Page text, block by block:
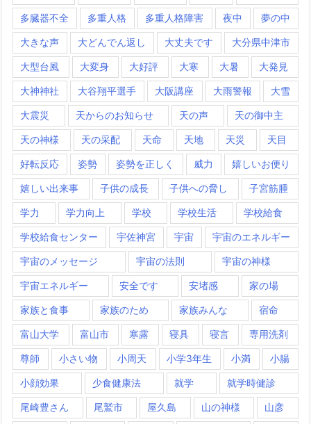
多臓器不全 多重人格 多重人格障害 夜中 夢の中
大きな声 大どんでん返し 大丈夫です 大分県中津市
大型台風 大変身 大好評 大寒 大暑 大発見
大神神社 大谷翔平選手 大阪講座 大雨警報 大雪
大震災 天からのお知らせ 天の声 天の御中主
天の神様 天の采配 天命 天地 天災 天目
好転反応 姿勢 姿勢を正しく 威力 嬉しいお便り
嬉しい出来事 子供の成長 子供への脅し 子宮筋腫
学力 学力向上 学校 学校生活 学校給食
学校給食センター 宇佐神宮 宇宙 宇宙のエネルギー
宇宙のメッセージ 宇宙の法則 宇宙の神様
宇宙エネルギー 安全です 安堵感 家の場
家族と食事 家族のため 家族みんな 宿命
富山大学 富山市 寒露 寝具 寝言 専用洗剤
尊師 小さい物 小周天 小学3年生 小満 小腸
小顔効果 少食健康法 就学 就学時健診
尾崎豊さん 尾鷲市 屋久島 山の神様 山彦